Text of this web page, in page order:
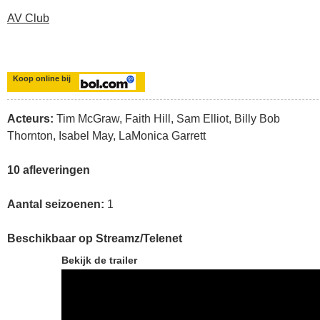
AV Club
Koop online bij
Acteurs: Tim McGraw, Faith Hill, Sam Elliot, Billy Bob
Thornton, Isabel May, LaMonica Garrett
10 afleveringen
Aantal seizoenen: 1
Beschikbaar op Streamz/Telenet
Bekijk de trailer